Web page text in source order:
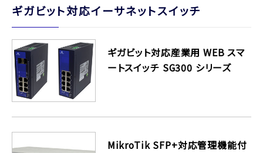
ギガビット対応イーサネットスイッチ
ギガビット対応産業用 WEB スマ
ートスイッチ SG300 シリーズ
MikroTik SFP+対応管理機能付